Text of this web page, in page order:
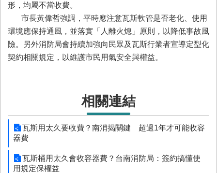
園
接
受
贈
與
網
站
導
覽
形，均屬不當收費。
市長黃偉哲強調，平時應注意瓦斯軟管是否老化、使用
環境應保持通風，並落實「人離火熄」原則，以降低事故風
險。另外消防局會持續加強向民眾及瓦斯行業者宣導定型化
契約相關規定，以維護市民用氣安全與權益。
相關連結
瓦斯用太久要收費？南消揭關鍵 超過1年才可能收容
器費
瓦斯桶用太久會收容器費？台南消防局：簽約搞懂使
用規定保權益